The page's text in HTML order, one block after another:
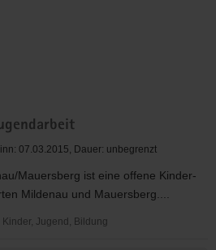
07.03.2015, Dauer: unbegrenzt
Mauersberg ist eine offene Kinder-
Mildenau und Mauersberg....
Jugend, Bildung